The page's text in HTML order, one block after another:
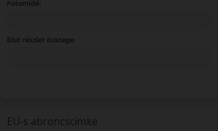
Futamidő:
Első részlet összege:
EU-s abroncscímke